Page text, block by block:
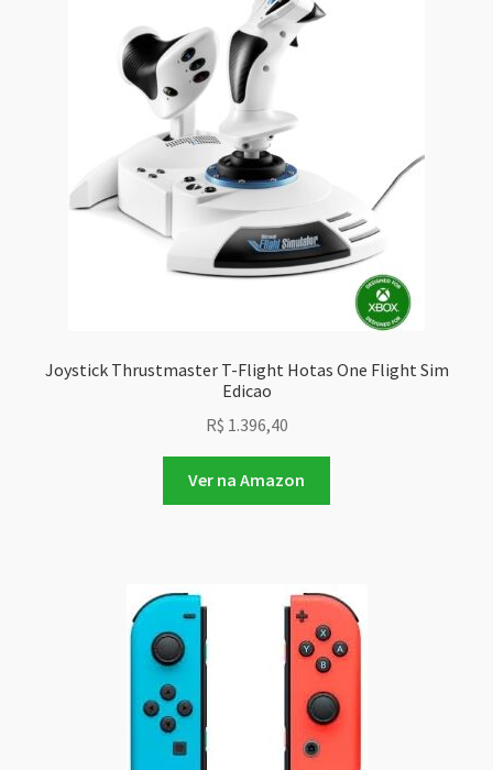
Joystick Thrustmaster T-Flight Hotas One Flight Sim
Edicao
R$ 1.396,40
Ver na Amazon